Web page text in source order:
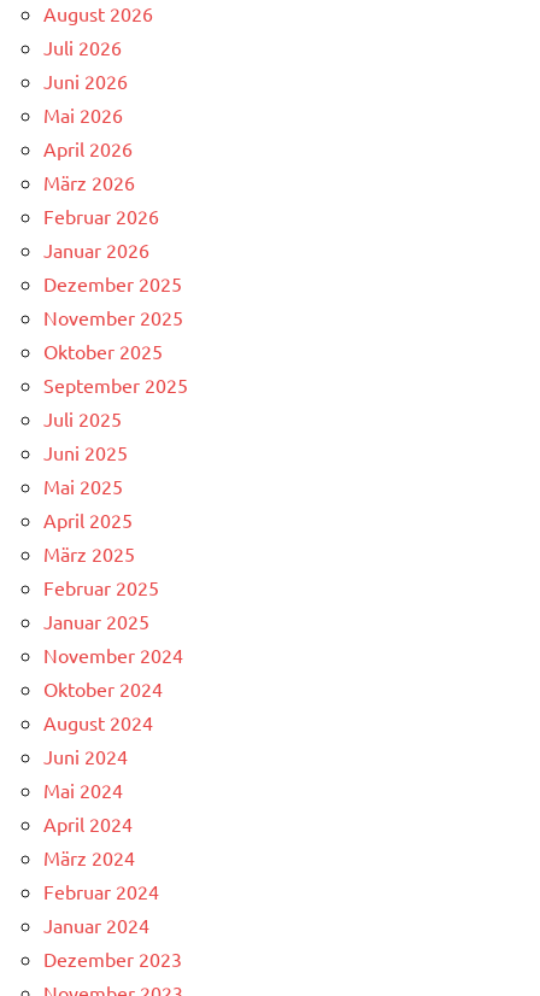
August 2026
Juli 2026
Juni 2026
Mai 2026
April 2026
März 2026
Februar 2026
Januar 2026
Dezember 2025
November 2025
Oktober 2025
September 2025
Juli 2025
Juni 2025
Mai 2025
April 2025
März 2025
Februar 2025
Januar 2025
November 2024
Oktober 2024
August 2024
Juni 2024
Mai 2024
April 2024
März 2024
Februar 2024
Januar 2024
Dezember 2023